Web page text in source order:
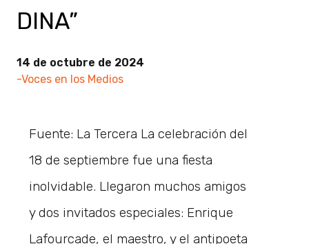
DINA”
14 de octubre de 2024
-Voces en los Medios
Fuente: La Tercera La celebración del
18 de septiembre fue una fiesta
inolvidable. Llegaron muchos amigos
y dos invitados especiales: Enrique
Lafourcade, el maestro, y el antipoeta